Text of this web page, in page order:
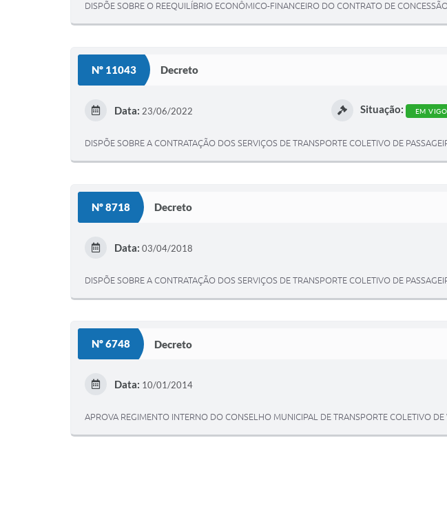
DISPÕE SOBRE O REEQUILÍBRIO ECONÔMICO-FINANCEIRO DO CONTRATO DE
Nº 11043 Decreto
Data: 23/06/2022 Situação: EM
DISPÕE SOBRE A CONTRATAÇÃO DOS SERVIÇOS DE TRANSPORTE COLETIVO DE
Nº 8718 Decreto
Data: 03/04/2018
DISPÕE SOBRE A CONTRATAÇÃO DOS SERVIÇOS DE TRANSPORTE COLETIVO DE
Nº 6748 Decreto
Data: 10/01/2014
APROVA REGIMENTO INTERNO DO CONSELHO MUNICIPAL DE TRANSPORTE COLETIVO